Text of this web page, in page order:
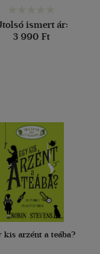
ismert ár:
3 990 Ft
kis arzént a teába?